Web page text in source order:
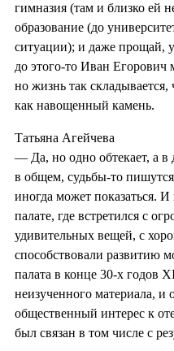
гимназия (там и близко ей
образование (до
ситуации); и даже прощай,
до этого-то Иван Егорович
но жизнь так складывается,
как навощенный камень.
Татьяна Агейчева
— Да, но одно обтекает, а в
в общем, судьбы-то
иногда может показаться.
палате, где встретился с
удивительных вещей, с
способствовали развитию
палата в конце 30-х годов
неизученного материала,
общественный интерес к
был связан в том числе с